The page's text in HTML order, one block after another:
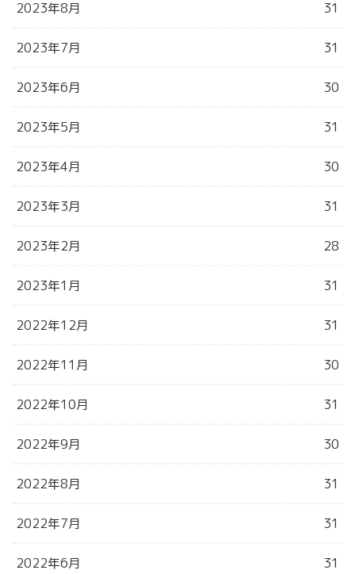
2023年8月 31
2023年7月 31
2023年6月 30
2023年5月 31
2023年4月 30
2023年3月 31
2023年2月 28
2023年1月 31
2022年12月 31
2022年11月 30
2022年10月 31
2022年9月 30
2022年8月 31
2022年7月 31
2022年6月 31